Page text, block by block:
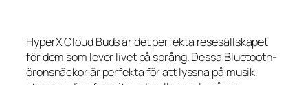
HyperX Cloud Buds är det perfekta resesällskapet
för dem som lever livet på språng. Dessa Bluetooth-
öronsnäckor är perfekta för att lyssna på musik,